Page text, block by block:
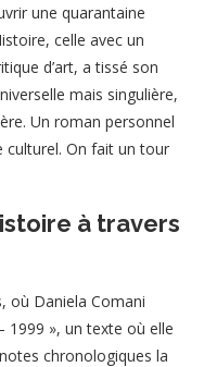
une quarantaine
celle avec un
d’art, a tissé son
mais singulière,
Un roman personnel
culturel. On fait un tour
à travers
où Daniela Comani
1999 », un texte où elle
chronologiques la